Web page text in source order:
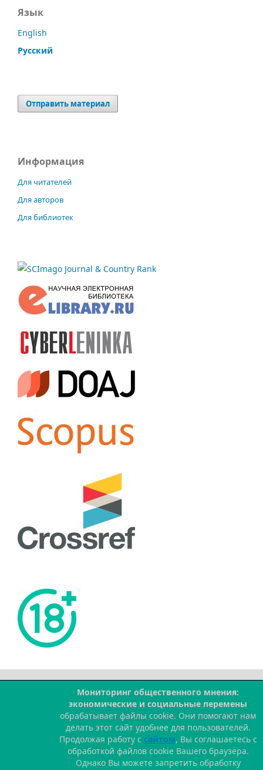
Язык
English
Русский
Отправить материал
Информация
Для читателей
Для авторов
Для библиотек
Мониторинг общественного мнения:
экономические и социальные перемены
обрабатывает файлы cookie. Они помогают нам
делать этот сайт удобнее для пользователей.
Продолжая работу с сайтом, Вы соглашаетесь с
обработкой файлов cookie Вашего браузера.
Однако Вы можете запретить обработку